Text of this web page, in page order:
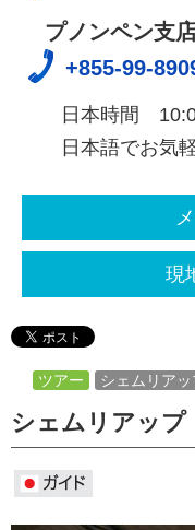
プノンペン支
+855-99-
日本時間
日本語でお気
現
ツアー シェムリアッ
シェムリアッ